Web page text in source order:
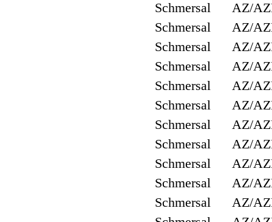
Schmersal AZ/
Schmersal AZ/
Schmersal AZ/
Schmersal AZ/
Schmersal AZ/
Schmersal AZ/
Schmersal AZ/
Schmersal AZ/
Schmersal AZ/
Schmersal AZ/
Schmersal AZ/